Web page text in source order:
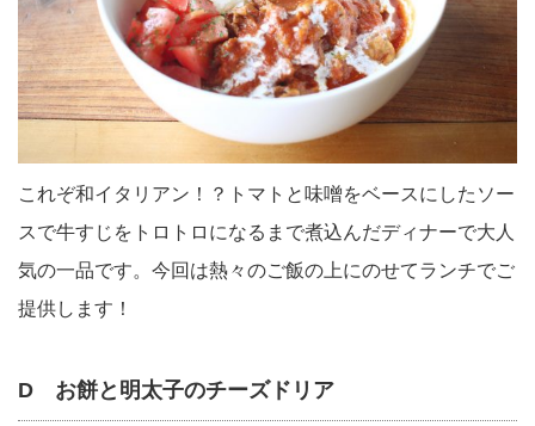
これぞ和イタリアン！？トマトと味噌をベースにしたソー
スで牛すじをトロトロになるまで煮込んだディナーで大人
気の一品です。今回は熱々のご飯の上にのせてランチでご
提供します！
D お餅と明太子のチーズドリア